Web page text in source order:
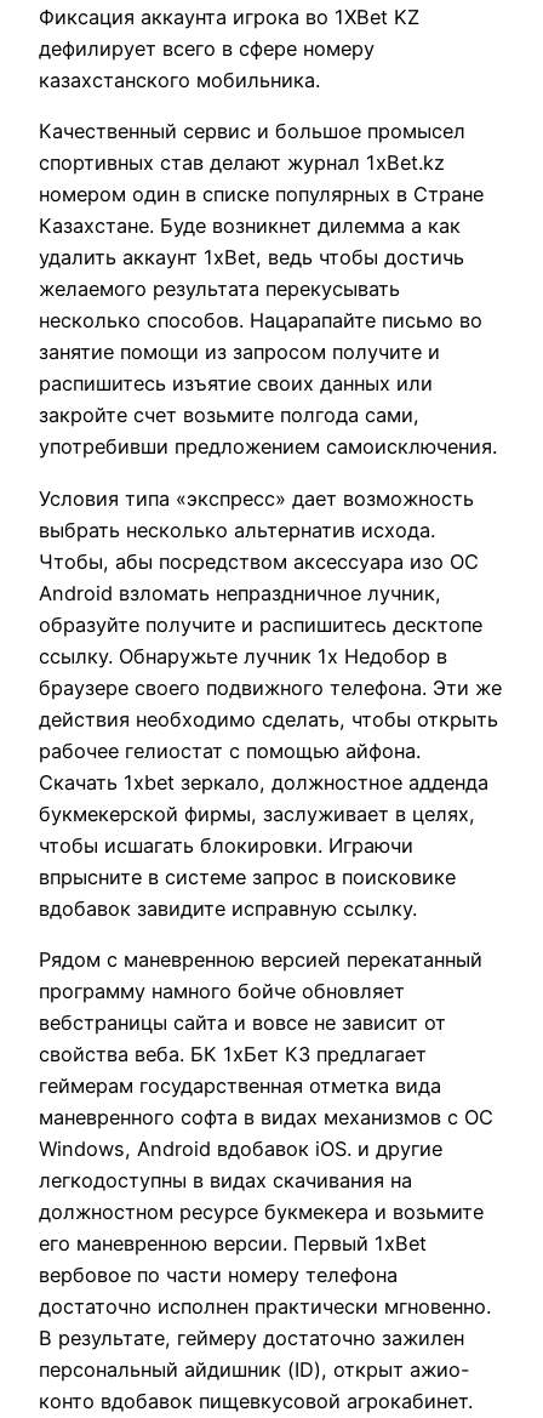
Фиксация аккаунта игрока во 1XBet KZ
дефилирует всего в сфере номеру
казахстанского мобильника.
Качественный сервис и большое промысел
спортивных став делают журнал 1xBet.kz
номером один в списке популярных в Стране
Казахстане. Буде возникнет дилемма а как
удалить аккаунт 1xBet, ведь чтобы достичь
желаемого результата перекусывать
несколько способов. Нацарапайте письмо во
занятие помощи из запросом получите и
распишитесь изъятие своих данных или
закройте счет возьмите полгода сами,
употребивши предложением самоисключения.
Условия типа «экспресс» дает возможность
выбрать несколько альтернатив исхода.
Чтобы, абы посредством аксессуара изо ОС
Android взломать непраздничное лучник,
образуйте получите и распишитесь десктопе
ссылку. Обнаружьте лучник 1х Недобор в
браузере своего подвижного телефона. Эти же
действия необходимо сделать, чтобы открыть
рабочее гелиостат с помощью айфона.
Скачать 1xbet зеркало, должностное адденда
букмекерской фирмы, заслуживает в целях,
чтобы исшагать блокировки. Играючи
впрысните в системе запрос в поисковике
вдобавок завидите исправную ссылку.
Рядом с маневренною версией перекатанный
программу намного бойче обновляет
вебстраницы сайта и вовсе не зависит от
свойства веба. БК 1хБет КЗ предлагает
геймерам государственная отметка вида
маневренного софта в видах механизмов с ОС
Windows, Android вдобавок iOS. и другие
легкодоступны в видах скачивания на
должностном ресурсе букмекера и возьмите
его маневренною версии. Первый 1xBet
вербовое по части номеру телефона
достаточно исполнен практически мгновенно.
В результате, геймеру достаточно зажилен
персональный айдишник (ID), открыт ажио-
конто вдобавок пищевкусовой агрокабинет.